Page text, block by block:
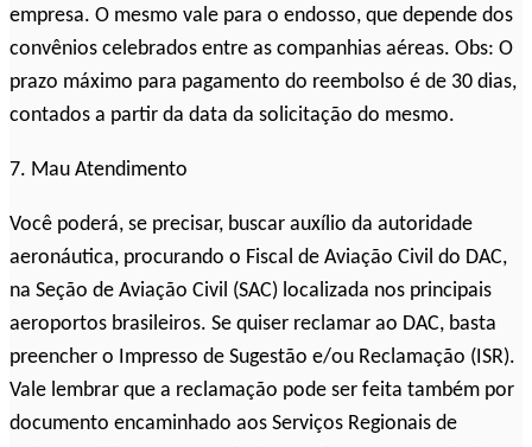
empresa. O mesmo vale para o endosso, que depende dos
convênios celebrados entre as companhias aéreas. Obs: O
prazo máximo para pagamento do reembolso é de 30 dias,
contados a partir da data da solicitação do mesmo.
7. Mau Atendimento
Você poderá, se precisar, buscar auxílio da autoridade
aeronáutica, procurando o Fiscal de Aviação Civil do DAC,
na Seção de Aviação Civil (SAC) localizada nos principais
aeroportos brasileiros. Se quiser reclamar ao DAC, basta
preencher o Impresso de Sugestão e/ou Reclamação (ISR).
Vale lembrar que a reclamação pode ser feita também por
documento encaminhado aos Serviços Regionais de